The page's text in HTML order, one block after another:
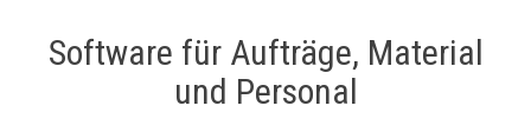
Software für Aufträge, Material
und Personal